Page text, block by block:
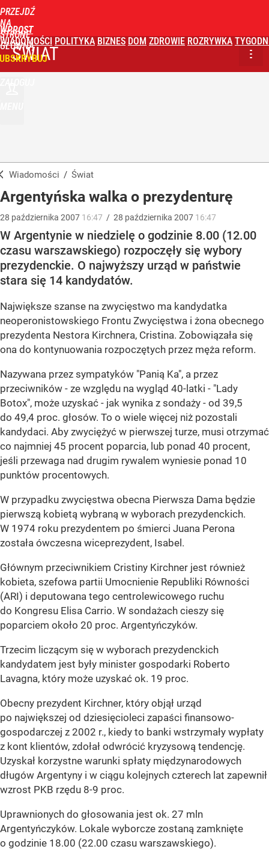
PRZEJDŹ
NA
STRONĘ
GŁÓWNĄ
WPROST
WIADOMOŚCI POLITYKA BIZNES DOM ZDROWIE ROZRYWKA
ŚWIAT
Wiadomości / Świat
Argentyńska walka o prezydenturę
28 października 2007 16:47 / 28 października 2007 16:47
W Argentynie w niedzielę o godzinie 8.00 (12.00
czasu warszawskiego) rozpoczęły się wybory
prezydenckie. O najwyższy urząd w państwie
stara się 14 kandydatów.
Największe szanse na zwycięstwo ma kandydatka
neoperonistowskiego Frontu Zwycięstwa i żona obecnego
prezydenta Nestora Kirchnera, Cristina. Zobowiązała się
ona do kontynuowania rozpoczętych przez męża reform.
Nazywana przez sympatyków "Panią Ka", a przez
przeciwników - ze względu na wygląd 40-latki - "Lady
Botox", może uzyskać - jak wynika z sondaży - od 39,5
do 49,4 proc. głosów. To o wiele więcej niż pozostali
kandydaci. Aby zwyciężyć w pierwszej turze, musi otrzymać
co najmniej 45 procent poparcia, lub ponad 40 procent,
jeśli przewaga nad drugim rywalem wyniesie ponad 10
punktów procentowych.
W przypadku zwycięstwa obecna Pierwsza Dama będzie
pierwszą kobietą wybraną w wyborach prezydenckich.
W 1974 roku prezydentem po śmierci Juana Perona
została ówczesna wiceprezydent, Isabel.
Głównym przeciwnikiem Cristiny Kirchner jest również
kobieta, szefowa partii Umocnienie Republiki Równości
(ARI) i deputowana tego centrolewicowego ruchu
do Kongresu Elisa Carrio. W sondażach cieszy się
poparciem około 20 proc. Argentyńczyków.
Trzecim liczącym się w wyborach prezydenckich
kandydatem jest były minister gospodarki Roberto
Lavagna, który może uzyskać ok. 19 proc.
Obecny prezydent Kirchner, który objął urząd
po największej od dziesięcioleci zapaści finansowo-
gospodarczej z 2002 r., kiedy to banki wstrzymały wypłaty
z kont klientów, zdołał odwrócić kryzysową tendencję.
Uzyskał korzystne warunki spłaty międzynarodowych
długów Argentyny i w ciągu kolejnych czterech lat zapewnił
wzrost PKB rzędu 8-9 proc.
Uprawnionych do głosowania jest ok. 27 mln
Argentyńczyków. Lokale wyborcze zostaną zamknięte
o godzinie 18.00 (22.00 czasu warszawskiego).